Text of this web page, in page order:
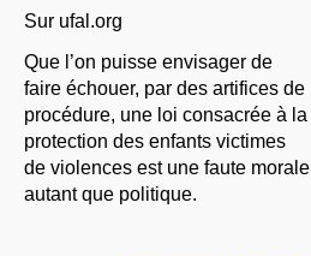
Sur ufal.org
Que l’on puisse envisager de
faire échouer, par des artifices de
procédure, une loi consacrée à la
protection des enfants victimes
de violences est une faute morale
autant que politique.